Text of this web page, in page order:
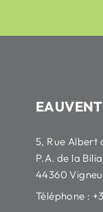
EAUVENT
5, Rue Albert
P.A. de la
44360
Téléphone :